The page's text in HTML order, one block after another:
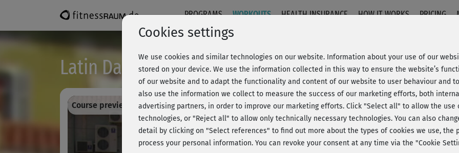
PROGRAMS WORKOUTS HEALTH INSURANCE HOW IT WORKS PRICING
Latin Dance Workout - Einsteiger kurz
Course preview - register and train all! 20% Rabatt + Wunsch-Goodie
Cookies settings
We use cookies and similar technologies on our website. Information about your use of our
stored on your device. We use the information collected in this way to ensure the website’s
of our website and to adapt the functionality and content of our website to user behaviour and
also use the information we collect to measure the success of our marketing efforts, both
advertising partners, in order to improve our marketing efforts. Click "Select all" to allow the
technologies, or "Reject all" to allow only technically necessary technologies. You can also
detail by clicking on "Select references" to find out more about the types of cookies we use, the
process your personal information. You can revoke your consent at any time via the "Cookie